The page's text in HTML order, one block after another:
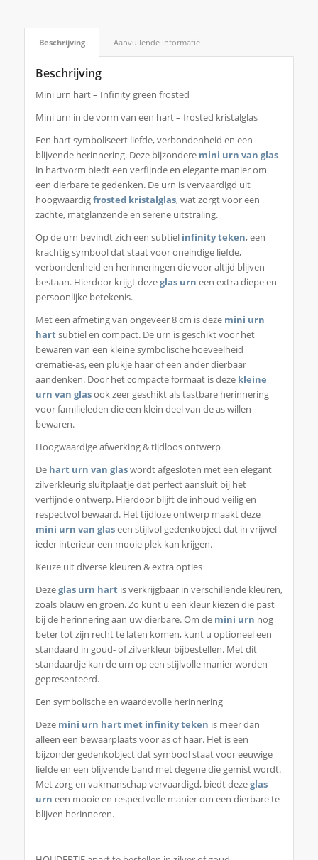
Beschrijving Aanvullende informatie
Beschrijving
Mini urn hart – Infinity green frosted
Mini urn in de vorm van een hart – frosted kristalglas
Een hart symboliseert liefde, verbondenheid en een
blijvende herinnering. Deze bijzondere mini urn van glas
in hartvorm biedt een verfijnde en elegante manier om
een dierbare te gedenken. De urn is vervaardigd uit
hoogwaardigfrosted kristalglas, wat zorgt voor een
zachte, matglanzende en serene uitstraling.
Op de urn bevindt zich een subtiel infinity teken, een
krachtig symbool dat staat voor oneindige liefde,
verbondenheid en herinneringen die voor altijd blijven
bestaan. Hierdoor krijgt dezeglas urn een extra diepe en
persoonlijke betekenis.
Met een afmeting van ongeveer 8 cm is deze mini urn
hartsubtiel en compact. De urn is geschikt voor het
bewaren van een kleine symbolische hoeveelheid
crematie-as, een plukje haar of een ander dierbaar
aandenken. Door het compacte formaat is deze kleine
urn van glasook zeer geschikt als tastbare herinnering
voor familieleden die een klein deel van de as willen
bewaren.
Hoogwaardige afwerking & tijdloos ontwerp
De hart urn van glaswordt afgesloten met een elegant
zilverkleurig sluitplaatje dat perfect aansluit bij het
verfijnde ontwerp. Hierdoor blijft de inhoud veilig en
respectvol bewaard. Het tijdloze ontwerp maakt deze
mini urn van glaseen stijlvol gedenkobject dat in vrijwel
ieder interieur een mooie plek kan krijgen.
Keuze uit diverse kleuren & extra opties
Dezeglas urn hartis verkrijgbaar in verschillende kleuren,
zoals blauw en groen. Zo kunt u een kleur kiezen die past
bij de herinnering aan uw dierbare. Om de mini urn nog
beter tot zijn recht te laten komen, kunt u optioneel een
standaard in goud- of zilverkleur bijbestellen. Met dit
standaardje kan de urn op een stijlvolle manier worden
gepresenteerd.
Een symbolische en waardevolle herinnering
Deze mini urn hart met infinity teken is meer dan
alleen een bewaarplaats voor as of haar. Het is een
bijzonder gedenkobject dat symbool staat voor eeuwige
liefde en een blijvende band met degene die gemist wordt.
Met zorg en vakmanschap vervaardigd, biedt dezeglas
urn een mooie en respectvolle manier om een dierbare te
blijven herinneren.